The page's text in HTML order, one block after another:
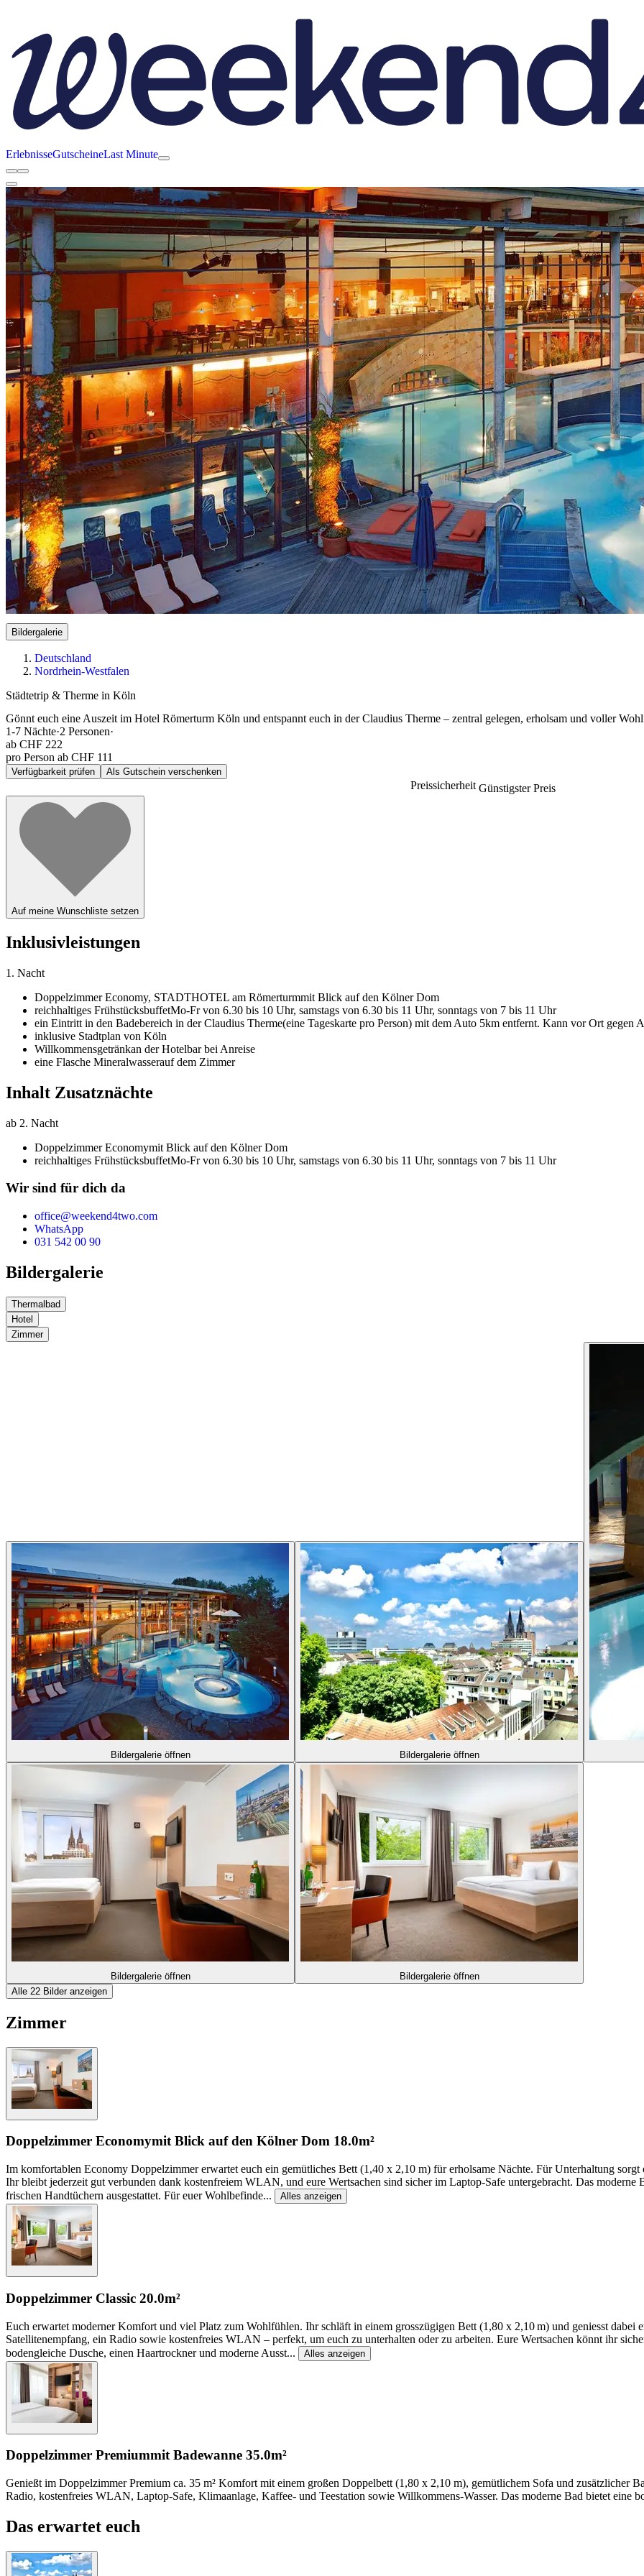
ErlebnisseGutscheineLast Minute
Bildergalerie
Deutschland
Nordrhein-Westfalen
Städtetrip & Therme in Köln
Gönnt euch eine Auszeit im Hotel Römerturm Köln und entspannt euch in der Claudius Therme – zentral gelegen, erholsam und voller
1-7 Nächte·2 Personen·
ab CHF 222
pro Person ab CHF 111
Verfügbarkeit prüfen Als Gutschein verschenken
Preissicherheit Günstigster Preis
Auf meine Wunschliste setzen
Inklusivleistungen
1. Nacht
Doppelzimmer Economy, STADTHOTEL am Römerturmmit Blick auf den Kölner Dom
reichhaltiges FrühstücksbuffetMo-Fr von 6.30 bis 10 Uhr, samstags von 6.30 bis 11 Uhr, sonntags von 7 bis 11 Uhr
ein Eintritt in den Badebereich in der Claudius Therme(eine Tageskarte pro Person) mit dem Auto 5km entfernt. Kann vor Ort gegen
inklusive Stadtplan von Köln
Willkommensgetränkan der Hotelbar bei Anreise
eine Flasche Mineralwasserauf dem Zimmer
Inhalt Zusatznächte
ab 2. Nacht
Doppelzimmer Economymit Blick auf den Kölner Dom
reichhaltiges FrühstücksbuffetMo-Fr von 6.30 bis 10 Uhr, samstags von 6.30 bis 11 Uhr, sonntags von 7 bis 11 Uhr
Wir sind für dich da
office@weekend4two.com
WhatsApp
031 542 00 90
Bildergalerie
Thermalbad
Hotel
Zimmer
Bildergalerie öffnen Bildergalerie öffnen
Bildergalerie öffnen
Bildergalerie öffnen
Alle 22 Bilder anzeigen
Zimmer
Doppelzimmer Economymit Blick auf den Kölner Dom 18.0m²
Im komfortablen Economy Doppelzimmer erwartet euch ein gemütliches Bett (1,40 x 2,10 m) für erholsame Nächte. Für Unterhaltung
Ihr bleibt jederzeit gut verbunden dank kostenfreiem WLAN, und eure Wertsachen sind sicher im Laptop-Safe untergebracht. Das
frischen Handtüchern ausgestattet. Für euer Wohlbefinde... Alles anzeigen
Doppelzimmer Classic 20.0m²
Euch erwartet moderner Komfort und viel Platz zum Wohlfühlen. Ihr schläft in einem grosszügigen Bett (1,80 x 2,10 m) und geniesst dabei
Satellitenempfang, ein Radio sowie kostenfreies WLAN – perfekt, um euch zu unterhalten oder zu arbeiten. Eure Wertsachen könnt ihr
bodengleiche Dusche, einen Haartrockner und moderne Ausst... Alles anzeigen
Doppelzimmer Premiummit Badewanne 35.0m²
Genießt im Doppelzimmer Premium ca. 35 m² Komfort mit einem großen Doppelbett (1,80 x 2,10 m), gemütlichem Sofa und zusätzlicher
Radio, kostenfreies WLAN, Laptop-Safe, Klimaanlage, Kaffee- und Teestation sowie Willkommens-Wasser. Das moderne Bad bietet eine
Das erwartet euch